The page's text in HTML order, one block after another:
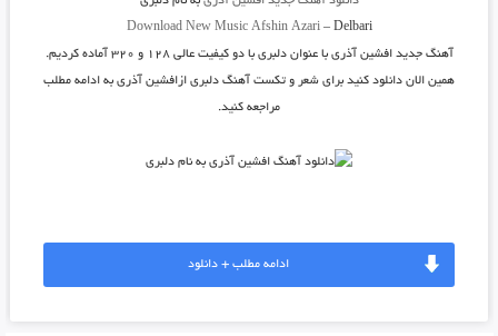
Download New Music Afshin Azari– Delbari
آهنگ جدیدافشین آذری با عنواندلبری با دو کیفیت عالی ۱۲۸ و ۳۲۰ آماده کردیم.
همین الان دانلود کنید برای شعر و تکست آهنگ دلبری ازافشین آذری به ادامه مطلب
مراجعه کنید.
ادامه مطلب + دانلود